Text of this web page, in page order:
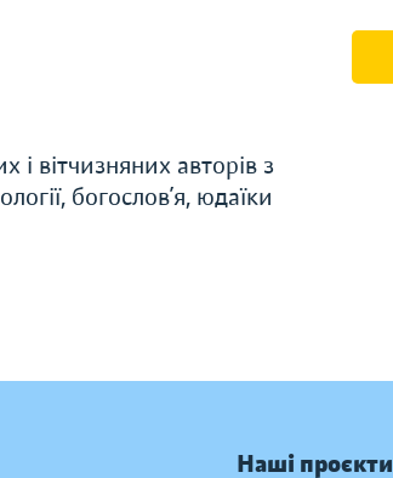
і вітчизняних авторів з
богослов’я, юдаїки
Наші проєкти